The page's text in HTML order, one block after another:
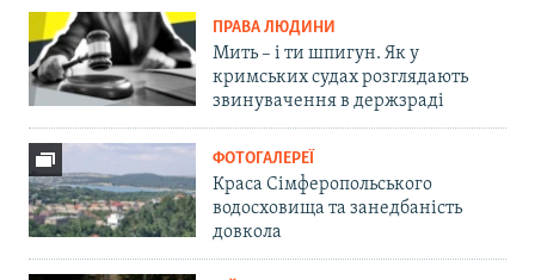
ПРАВА ЛЮДИНИ
Мить – і ти шпигун. Як у
кримських судах розглядають
звинувачення в держзраді
ФОТОГАЛЕРЕЇ
Краса Сімферопольського
водосховища та занедбаність
довкола